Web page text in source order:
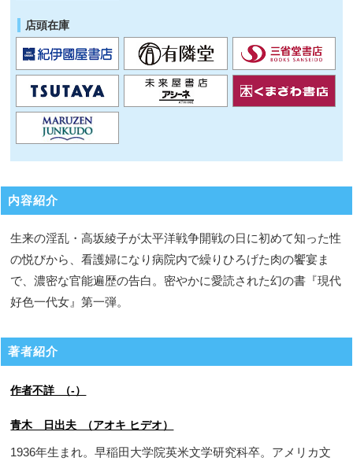
店頭在庫
内容紹介
生来の淫乱・高坂綾子が太平洋戦争開戦の日に初めて知った性
の悦びから、看護婦になり病院内で繰りひろげた肉の饗宴ま
で、濃密な官能遍歴の告白。密やかに愛読された幻の書『現代
好色一代女』第一弾。
著者紹介
作者不詳 （-）
青木 日出夫 （アオキ ヒデオ）
1936年生まれ。早稲田大学院英米文学研究科卒。アメリカ文